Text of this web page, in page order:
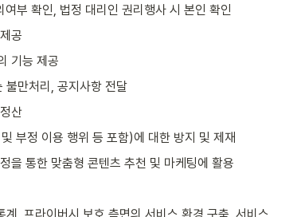
부 확인, 법정 대리인 권리행사 시 본인 확인
공
기능 제공
불만처리, 공지사항 전달
산
부정 이용 행위 등 포함)에 대한 방지 및 제재
을 통한 맞춤형 콘텐츠 추천 및 마케팅에 활용